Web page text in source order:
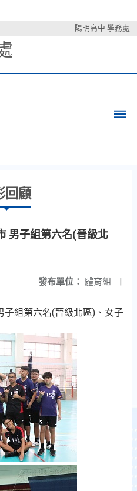
陽明高中 學務處
回顧
男子組第六名(晉級北
發布單位： 體育組 |
子組第六名(晉級北區)、女子